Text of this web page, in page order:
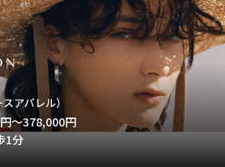
スアパレル）
～378,000円
1分